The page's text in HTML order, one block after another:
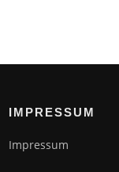
IMPRESSUM
Impressum